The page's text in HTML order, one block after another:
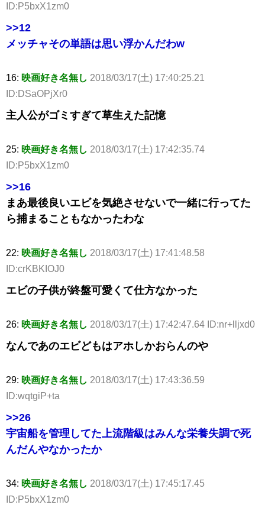
ID:P5bxX1zm0
>>12
メッチャその単語は思い浮かんだわw
16: 映画好き名無し 2018/03/17(土) 17:40:25.21
ID:DSaOPjXr0
主人公がゴミすぎて草生えた記憶
25: 映画好き名無し 2018/03/17(土) 17:42:35.74
ID:P5bxX1zm0
>>16
まあ最後良いエビを気絶させないで一緒に行ってた
ら捕まることもなかったわな
22: 映画好き名無し 2018/03/17(土) 17:41:48.58
ID:crKBKIOJ0
エビの子供が終盤可愛くて仕方なかった
26: 映画好き名無し 2018/03/17(土) 17:42:47.64 ID:nr+lljxd0
なんであのエビどもはアホしかおらんのや
29: 映画好き名無し 2018/03/17(土) 17:43:36.59
ID:wqtgiP+ta
>>26
宇宙船を管理してた上流階級はみんな栄養失調で死
んだんやなかったか
34: 映画好き名無し 2018/03/17(土) 17:45:17.45
ID:P5bxX1zm0